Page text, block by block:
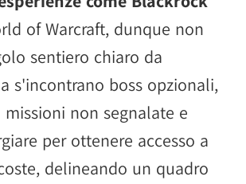
of Warcraft, dunque non
sentiero chiaro da
s'incontrano boss opzionali,
missioni non segnalate e
per ottenere accesso a
delineando un quadro